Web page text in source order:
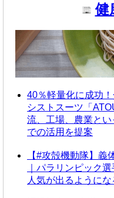
健
40％軽量化に成功
シストスーツ「
流、工場、農業と
での活用を提案
【#攻殻機動隊】義
｜パラリンピック
人気が出るようにな